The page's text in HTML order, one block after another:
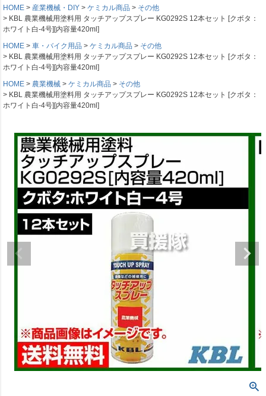
HOME
産業機械・DIY ケミカル商品
その他
KBL 農業機械用塗料用 タッチアップスプレー KG0292S 12本セット [クボタ：
ホワイト白-4号][内容量420ml]
HOME
車・バイク用品 ケミカル商品
その他
KBL 農業機械用塗料用 タッチアップスプレー KG0292S 12本セット [クボタ：
ホワイト白-4号][内容量420ml]
HOME
農業機械 ケミカル商品
その他
KBL 農業機械用塗料用 タッチアップスプレー KG0292S 12本セット [クボタ：
ホワイト白-4号][内容量420ml]